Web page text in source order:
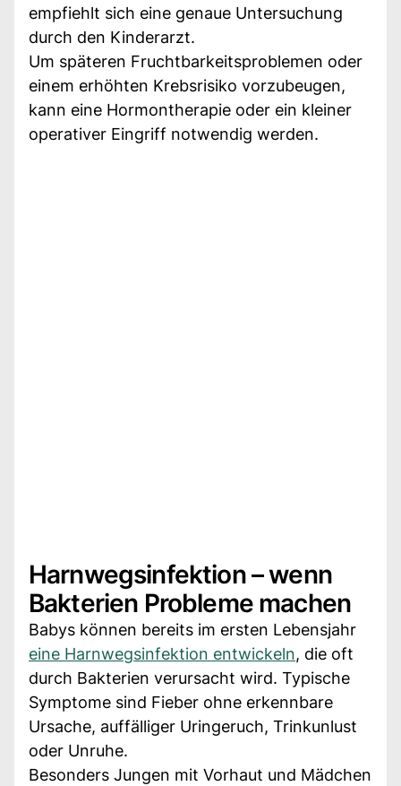
empfiehlt sich eine genaue Untersuchung
durch den Kinderarzt.
Um späteren Fruchtbarkeitsproblemen oder
einem erhöhten Krebsrisiko vorzubeugen,
kann eine Hormontherapie oder ein kleiner
operativer Eingriff notwendig werden.
Harnwegsinfektion – wenn
Bakterien Probleme machen
Babys können bereits im ersten Lebensjahr
eine Harnwegsinfektion entwickeln, die oft
durch Bakterien verursacht wird. Typische
Symptome sind Fieber ohne erkennbare
Ursache, auffälliger Uringeruch, Trinkunlust
oder Unruhe.
Besonders Jungen mit Vorhaut und Mädchen